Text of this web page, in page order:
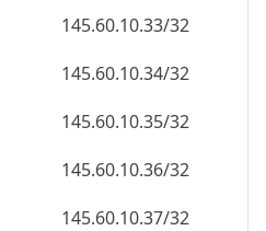
145.60.10.33/32
145.60.10.34/32
145.60.10.35/32
145.60.10.36/32
145.60.10.37/32